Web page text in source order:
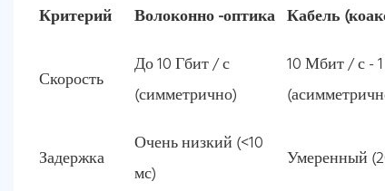
Критерий
Волоконно -оптика Кабель
Скорость
До 10 Гбит / с
(симметрично)
10 Мбит / с -
Задержка
Очень низкий (<10
мс)
Умеренный